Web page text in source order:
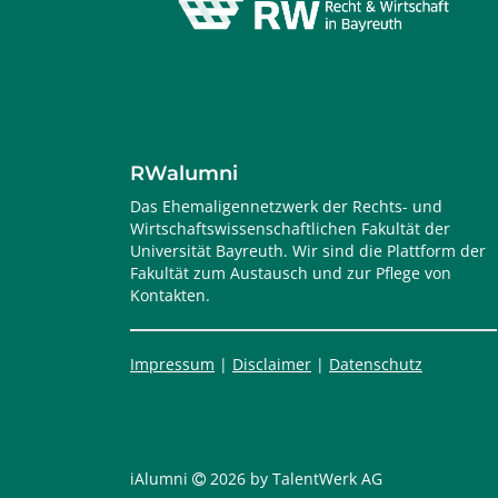
RWalumni
Das Ehemaligennetzwerk der Rechts- und
Wirtschaftswissenschaftlichen Fakultät der
Universität Bayreuth. Wir sind die Plattform der
Fakultät zum Austausch und zur Pflege von
Kontakten.
Impressum | Disclaimer | Datenschutz
iAlumni 2026 by TalentWerk AG